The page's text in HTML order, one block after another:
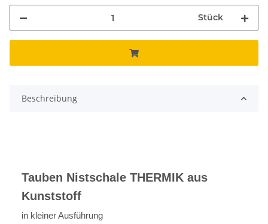
Stück
Beschreibung
Tauben Nistschale THERMIK aus
Kunststoff
in kleiner Ausführung